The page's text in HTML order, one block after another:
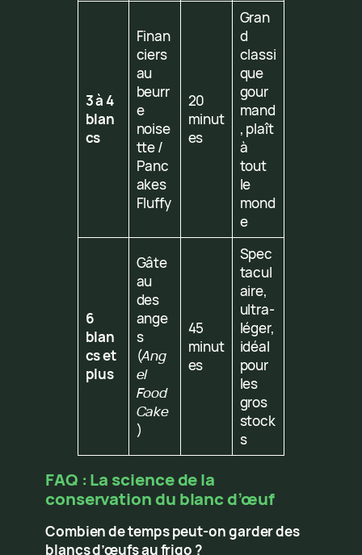
3 à 4
blan
cs
Finan
ciers
au
beurr
e
noise
tte /
Panc
akes
Fluffy
20
minut
es
Gran
d
classi
que
gour
mand
, plaît
à
tout
le
mond
e
6
blan
cs et
plus
Gâte
au
des
ange
s
(Ang
el
Food
Cake
)
45
minut
es
Spec
tacul
aire,
ultra-
léger,
idéal
pour
les
gros
stock
s
FAQ : La science de la
conservation du blanc d’œuf
Combien de temps peut-on garder des
blancs d’œufs au frigo ?